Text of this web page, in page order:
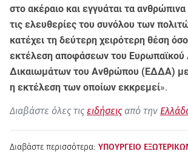
στο ακέραιο και εγγυάται τα
τις ελευθερίες του συνόλου των
κατέχει τη δεύτερη χειρότερη θέση
εκτέλεση αποφάσεων του Ευρωπαϊκού
Δικαιωμάτων του Ανθρώπου (ΕΔΔΑ)
η εκτέλεση των οποίων εκκρεμεί».
Διαβάστε όλες τις ειδήσειςαπό την
Διαβάστε περισσότερα: ΥΠΟΥΡΓΕΙΟ